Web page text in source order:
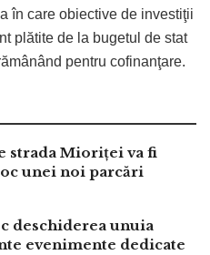
în care obiective de investiţii
plătite de la bugetul de stat
pentru cofinanţare.
strada Mioriței va fi
unei noi parcări
deschiderea unuia
evenimente dedicate